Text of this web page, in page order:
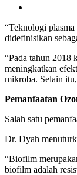
“Teknologi
didefinisikan
“Pada tahun 2018
meningkatkan
mikroba. Selain
Pemanfaatan
Salah satu
Dr. Dyah
“Biofilm
biofilm adalah